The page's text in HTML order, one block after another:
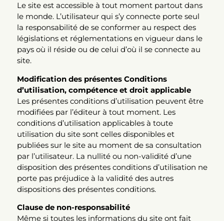
Le site est accessible à tout moment partout dans
le monde. L’utilisateur qui s’y connecte porte seul
la responsabilité de se conformer au respect des
législations et réglementations en vigueur dans le
pays où il réside ou de celui d’où il se connecte au
site.
Modification des présentes Conditions
d’utilisation, compétence et droit applicable
Les présentes conditions d’utilisation peuvent être
modifiées par l’éditeur à tout moment. Les
conditions d’utilisation applicables à toute
utilisation du site sont celles disponibles et
publiées sur le site au moment de sa consultation
par l’utilisateur. La nullité ou non-validité d’une
disposition des présentes conditions d’utilisation ne
porte pas préjudice à la validité des autres
dispositions des présentes conditions.
Clause de non-responsabilité
Même si toutes les informations du site ont fait